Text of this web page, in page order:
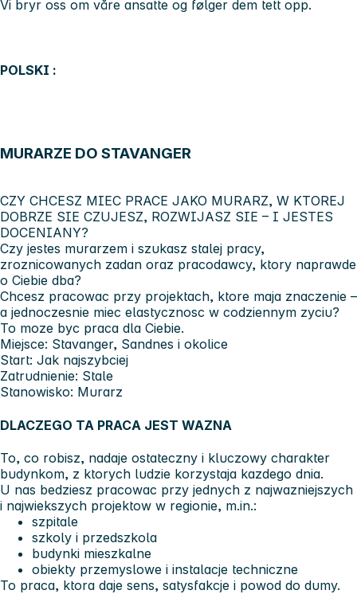
Vi bryr oss om våre ansatte og følger dem tett opp.
POLSKI :
MURARZE DO STAVANGER
CZY CHCESZ MIEC PRACE JAKO MURARZ, W KTOREJ
DOBRZE SIE CZUJESZ, ROZWIJASZ SIE – I JESTES
DOCENIANY?
Czy jestes murarzem i szukasz stalej pracy,
zroznicowanych zadan oraz pracodawcy, ktory naprawde
o Ciebie dba?
Chcesz pracowac przy projektach, ktore maja znaczenie –
a jednoczesnie miec elastycznosc w codziennym zyciu?
To moze byc praca dla Ciebie.
Miejsce: Stavanger, Sandnes i okolice
Start: Jak najszybciej
Zatrudnienie: Stale
Stanowisko: Murarz
DLACZEGO TA PRACA JEST WAZNA
To, co robisz, nadaje ostateczny i kluczowy charakter
budynkom, z ktorych ludzie korzystaja kazdego dnia.
U nas bedziesz pracowac przy jednych z najwazniejszych
i najwiekszych projektow w regionie, m.in.:
szpitale
szkoly i przedszkola
budynki mieszkalne
obiekty przemyslowe i instalacje techniczne
To praca, ktora daje sens, satysfakcje i powod do dumy.